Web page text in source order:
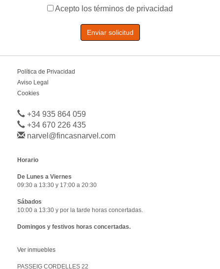
Acepto los términos de privacidad
Enviar solicitud
Política de Privacidad
Aviso Legal
Cookies
+34 935 864 059
+34 670 226 435
narvel@fincasnarvel.com
Horario
De Lunes a Viernes
09:30 a 13:30 y 17:00 a 20:30
Sábados
10:00 a 13:30 y por la tarde horas concertadas.
Domingos y festivos horas concertadas.
Ver inmuebles
PASSEIG CORDELLES 22